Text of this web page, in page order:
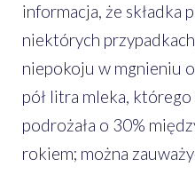
informacja, że składka
niektórych
niepokoju w mgnieniu
pół litra mleka,
podrożała o 30%
rokiem; można